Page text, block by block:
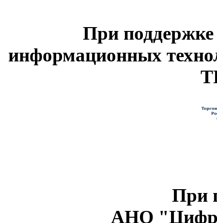
При
информационных
При
АНО